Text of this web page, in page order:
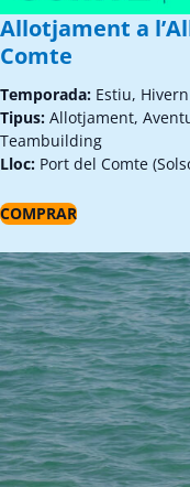
Allotjament a
Comte
Temporada: Estiu, Hivern
Tipus: Allotjament,
Teambuilding
Lloc: Port del Comte
COMPRAR